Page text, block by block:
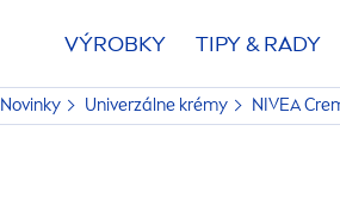
VÝROBKY TIPY & RADY
Novinky Univerzálne krémy NIVEA